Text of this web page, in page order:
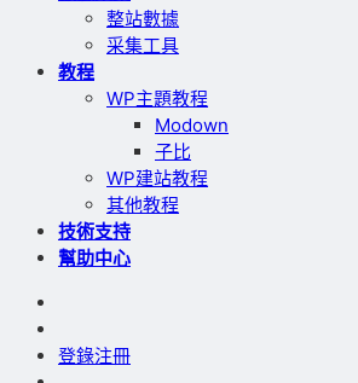
整站數據
采集工具
教程
WP主題教程
Modown
子比
WP建站教程
其他教程
技術支持
幫助中心
登錄注冊